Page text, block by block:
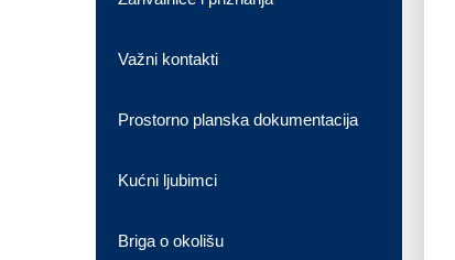
Važni kontakti
Prostorno planska dokumentacija
Kućni ljubimci
Briga o okolišu